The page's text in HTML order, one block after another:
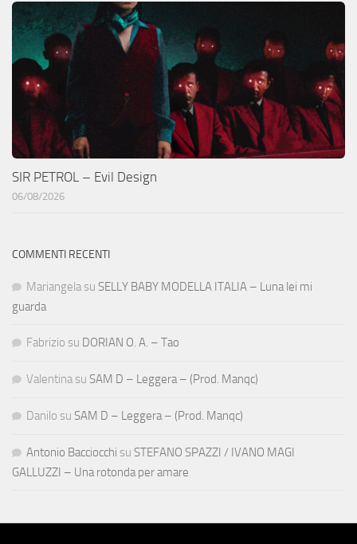
SIR PETROL – Evil Design
06/08/2026
COMMENTI RECENTI
Mariangela su SELLY BABY MODELLA ITALIA – Luna lei mi
guarda
Fabrizio su DORIAN O. A. – Tao
Valentina su SAM D – Leggera – (Prod. Manqc)
Danilo su SAM D – Leggera – (Prod. Manqc)
Antonio Bacciocchi su STEFANO SPAZZI / IVANO MAGI
GALLUZZI – Una rotonda per amare